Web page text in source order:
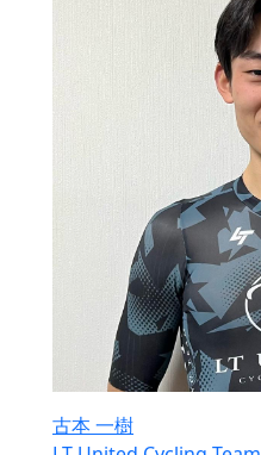
古本 一樹